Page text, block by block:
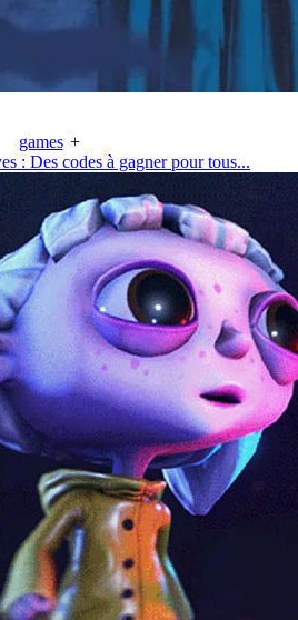
games +
: Des codes à gagner pour tous...